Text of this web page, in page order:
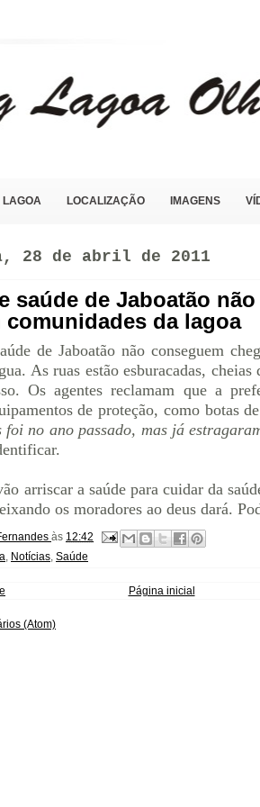
LAGOA LOCALIZAÇÃO IMAGENS
28 de abril de 2011
saúde de Jaboatão
comunidades da lagoa
de Jaboatão não conseguem
As ruas estão esburacadas,
Os agentes reclamam que a
de proteção, como botas
foi no ano passado, mas já
arriscar a saúde para cuidar da
os moradores ao deus dará.
às 12:42
, Notícias, Saúde
Página inicial
(Atom)